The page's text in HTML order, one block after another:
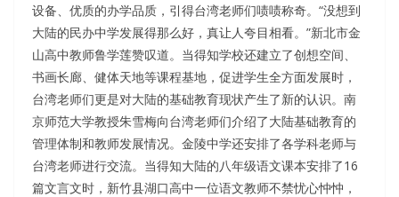
设备、优质的办学品质，引得台湾老师们啧啧称奇。“没想到
大陆的民办中学发展得那么好，真让人夸目相看。”新北市金
山高中教师鲁学莲赞叹道。当得知学校还建立了创想空间、
书画长廊、健体天地等课程基地，促进学生全方面发展时，
台湾老师们更是对大陆的基础教育现状产生了新的认识。南
京师范大学教授朱雪梅向台湾老师们介绍了大陆基础教育的
管理体制和教师发展情况。金陵中学还安排了各学科老师与
台湾老师进行交流。当得知大陆的八年级语文课本安排了16
篇文言文时，新竹县湖口高中一位语文教师不禁忧心忡忡，